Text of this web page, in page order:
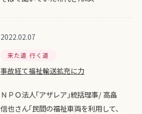
2022.02.07
来た道 行く道
事故経て福祉輸送拡充に力
ＮＰＯ法人｢アザレア｣統括理事/ 高畠
信也さん｢民間の福祉車両を利用して、